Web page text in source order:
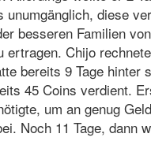
unumgänglich, diese
besseren Familien
ertragen. Chijo
bereits 9 Tage hinter
45 Coins verdient.
um an genug
Noch 11 Tage, dann